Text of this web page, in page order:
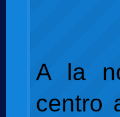
A la
centro